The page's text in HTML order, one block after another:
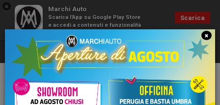
× Marchi Auto
Scarica l'App su Google Play Store
e accedi a contenuti e funzionalità
Scarica
×